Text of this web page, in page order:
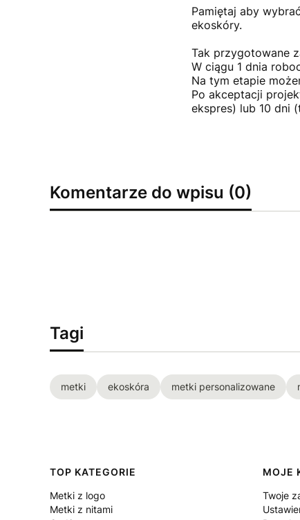
Pamiętaj aby
ekoskóry.
Tak przygotowane
W ciągu 1 dnia
Na tym etapie
Po akceptacji
ekspres) lub 10 dni
Komentarze do wpisu (0)
Tagi
metki ekoskóra metki personalizowane
Linki w stopce
TOP KATEGORIE
Metki z logo
Metki z nitami
MOJE
Twoje